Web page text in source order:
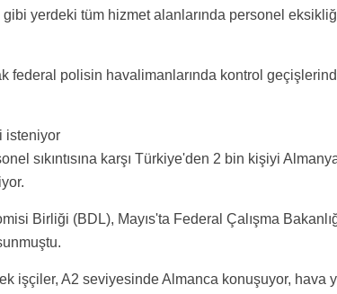
yerdeki tüm hizmet alanlarında personel eksikliği
federal polisin havalimanlarında kontrol
isteniyor
sıkıntısına karşı Türkiye'den 2 bin kişiyi
Birliği (BDL), Mayıs'ta Federal Çalışma
işçiler, A2 seviyesinde Almanca konuşuyor, hava